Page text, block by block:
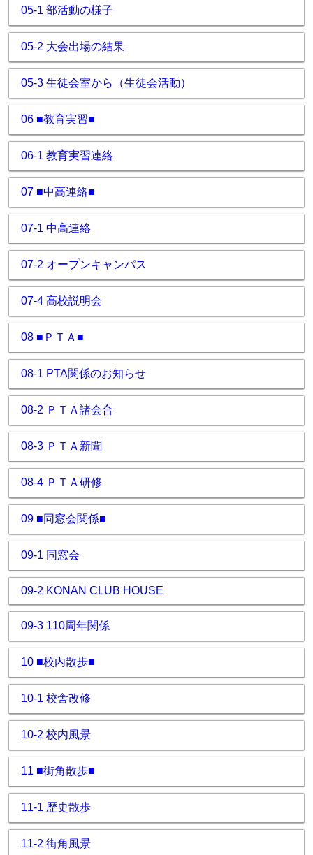
05-1 部活動の様子
05-2 大会出場の結果
05-3 生徒会室から（生徒会活動）
06 ■教育実習■
06-1 教育実習連絡
07 ■中高連絡■
07-1 中高連絡
07-2 オープンキャンパス
07-4 高校説明会
08 ■ＰＴＡ■
08-1 PTA関係のお知らせ
08-2 ＰＴＡ諸会合
08-3 ＰＴＡ新聞
08-4 ＰＴＡ研修
09 ■同窓会関係■
09-1 同窓会
09-2 KONAN CLUB HOUSE
09-3 110周年関係
10 ■校内散歩■
10-1 校舎改修
10-2 校内風景
11 ■街角散歩■
11-1 歴史散歩
11-2 街角風景